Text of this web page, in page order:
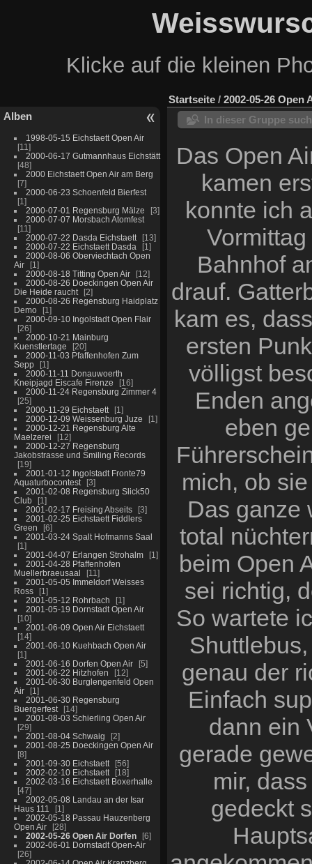
Klicke auf die kleinen
Alben
1998-05-15 Eichstaett Open Air
11
2000-06-17 Gutmannhaus Eichstätt
48
2000 Eichstaett Open Air am Berg
7
2000-06-23 Schoenfeld Bierfest
1
2000-07-01 Regensburg Mälze
3
2000-07-07 Morsbach Atomfest
11
2000-07-22 Dasda Eichstaett
13
2000-07-22 Eichstaett Dasda
1
2000-08-06 Oberviechtach Open
Air
1
2000-08-18 Titting Open Air
12
2000-08-26 Doeckingen Open Air
Die Heide raucht
2
2000-08-26 Regensburg Haidplatz
Demo
1
2000-09-10 Ingolstadt Open Flair
26
2000-10-21 Mainburg
Kuenstlertage
20
2000-11-03 Pfaffenhofen Zum
Sepp
1
2000-11-11 Donauwoerth
Kneipjagd Eiscafe Firenze
16
2000-11-24 Regensburg Zimmer 4
25
2000-11-29 Eichstaett
1
2000-12-09 Weissenburg Juze
1
2000-12-21 Regensburg Alte
Maelzerei
12
2000-12-27 Regensburg
Jakobstrasse und Smiling Records
19
2001-01-12 Ingolstadt Fronte79
Aquaturbocontest
3
2001-02-08 Regensburg Slick50
Club
1
2001-02-17 Freising Abseits
3
2001-02-25 Eichstaett Fiddlers
Green
6
2001-03-24 Spalt Hofmanns Saal
1
2001-04-07 Erlangen Strohalm
1
2001-04-28 Pfaffenhofen
Muellerbraeusaal
11
2001-05-05 Immeldorf Weisses
Ross
1
2001-05-12 Rohrbach
1
2001-05-19 Dornstadt Open Air
10
2001-06-09 Open Air Eichstaett
14
2001-06-10 Kuehbach Open Air
1
2001-06-16 Dorfen Open Air
5
2001-06-22 Hitzhofen
12
2001-06-30 Burglengenfeld Open
Air
1
2001-06-30 Regensburg
Buergerfest
14
2001-08-03 Schierling Open Air
29
2001-08-04 Schwaig
2
2001-08-25 Doeckingen Open Air
8
2001-09-30 Eichstaett
56
2002-02-10 Eichstaett
18
2002-03-16 Eichstaett Boxerhalle
47
2002-05-08 Landau an der Isar
Haus 111
1
2002-05-18 Passau Hauzenberg
Open Air
28
2002-05-26 Open Air Dorfen
6
2002-06-01 Dornstadt Open-Air
26
Startseite / 2002-05-26 Open
In dieser Gruppe
Das Open
kamen
konnte ich
Bahnhof
drauf.
kam es,
ersten
völligst
Enden
eben
mich, ob
Das ganze
total
beim Open
sei richtig,
So wartete
genau der
Einfach
dann ein
gerade
mir,
gedeckt